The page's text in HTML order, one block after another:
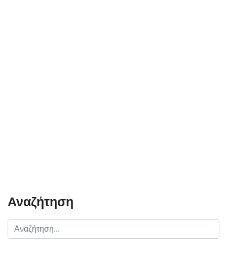
Αναζήτηση